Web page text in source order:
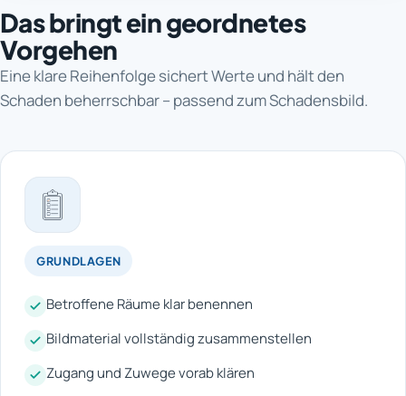
Das bringt ein geordnetes
Vorgehen
Eine klare Reihenfolge sichert Werte und hält den
Schaden beherrschbar – passend zum Schadensbild.
GRUNDLAGEN
Betroffene Räume klar benennen
Bildmaterial vollständig zusammenstellen
Zugang und Zuwege vorab klären